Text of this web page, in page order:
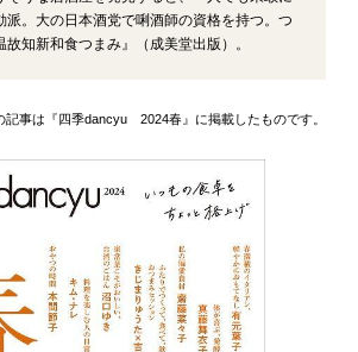
派。大の日本酒党で唎酒師の資格を持つ。つ
故知新和食つまみ』（成美堂出版）。
記事は『四季dancyu 2024春』に掲載したものです。